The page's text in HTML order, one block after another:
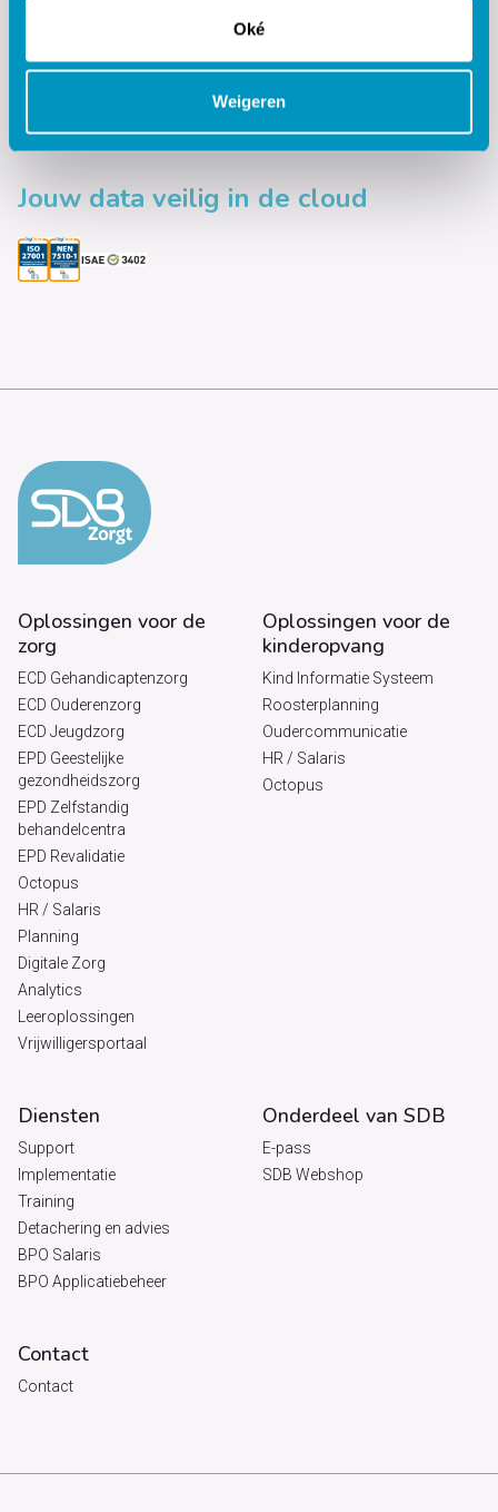
Oké
Weigeren
Jouw data veilig in de cloud
Oplossingen voor de
zorg
ECD Gehandicaptenzorg
ECD Ouderenzorg
ECD Jeugdzorg
EPD Geestelijke
gezondheidszorg
EPD Zelfstandig
behandelcentra
EPD Revalidatie
Octopus
HR / Salaris
Planning
Digitale Zorg
Analytics
Leeroplossingen
Vrijwilligersportaal
Oplossingen voor de
kinderopvang
Kind Informatie Systeem
Roosterplanning
Oudercommunicatie
HR / Salaris
Octopus
Diensten
Support
Implementatie
Training
Detachering en advies
BPO Salaris
BPO Applicatiebeheer
Onderdeel van SDB
E-pass
SDB Webshop
Contact
Contact